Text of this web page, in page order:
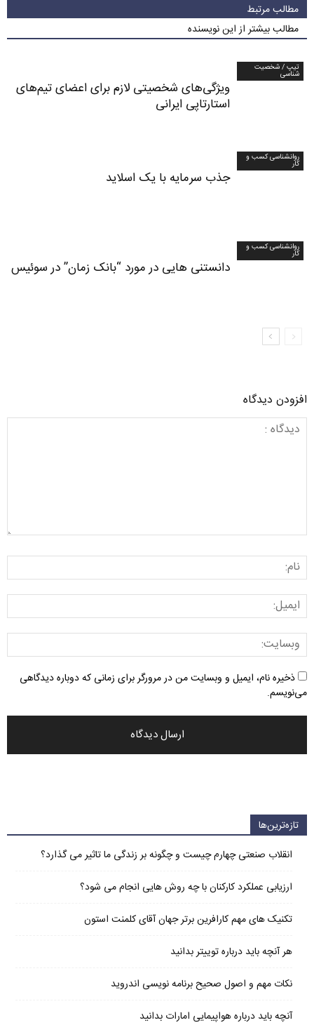
مطالب مرتبط
مطالب بیشتر از این نویسنده
تیپ / شخصیت
شناسی
ویژگی‌های شخصیتی لازم برای اعضای تیم‌های
استارتاپی ایرانی
روانشناسی کسب و
کار
جذب سرمایه با یک اسلاید
روانشناسی کسب و
کار
دانستنی هایی در مورد “بانک زمان” در سوئیس
افزودن دیدگاه
ذخیره نام، ایمیل و وبسایت من در مرورگر برای زمانی که دوباره دیدگاهی
می‌نویسم.
تازه‌ترین‌ها
انقلاب صنعتی چهارم چیست و چگونه بر زندگی ما تاثیر می گذارد؟
ارزیابی عملکرد کارکنان با چه روش هایی انجام می شود؟
تکنیک های مهم کارافرین برتر جهان آقای کلمنت استون
هر آنچه باید درباره توییتر بدانید
نکات مهم و اصول صحیح برنامه نویسی اندروید
آنچه باید درباره هواپیمایی امارات بدانید